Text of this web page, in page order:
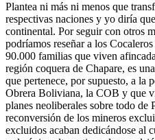
Plantea ni más ni menos que
respectivas naciones y yo diría
continental. Por seguir con otros
podríamos reseñar a los
90.000 familias que viven
región coquera de Chapare, es
que pertenece, por supuesto, a la
Obrera Boliviana, la COB y que
planes neoliberales sobre todo de
reconversión de los mineros
excluidos acaban dedicándose al